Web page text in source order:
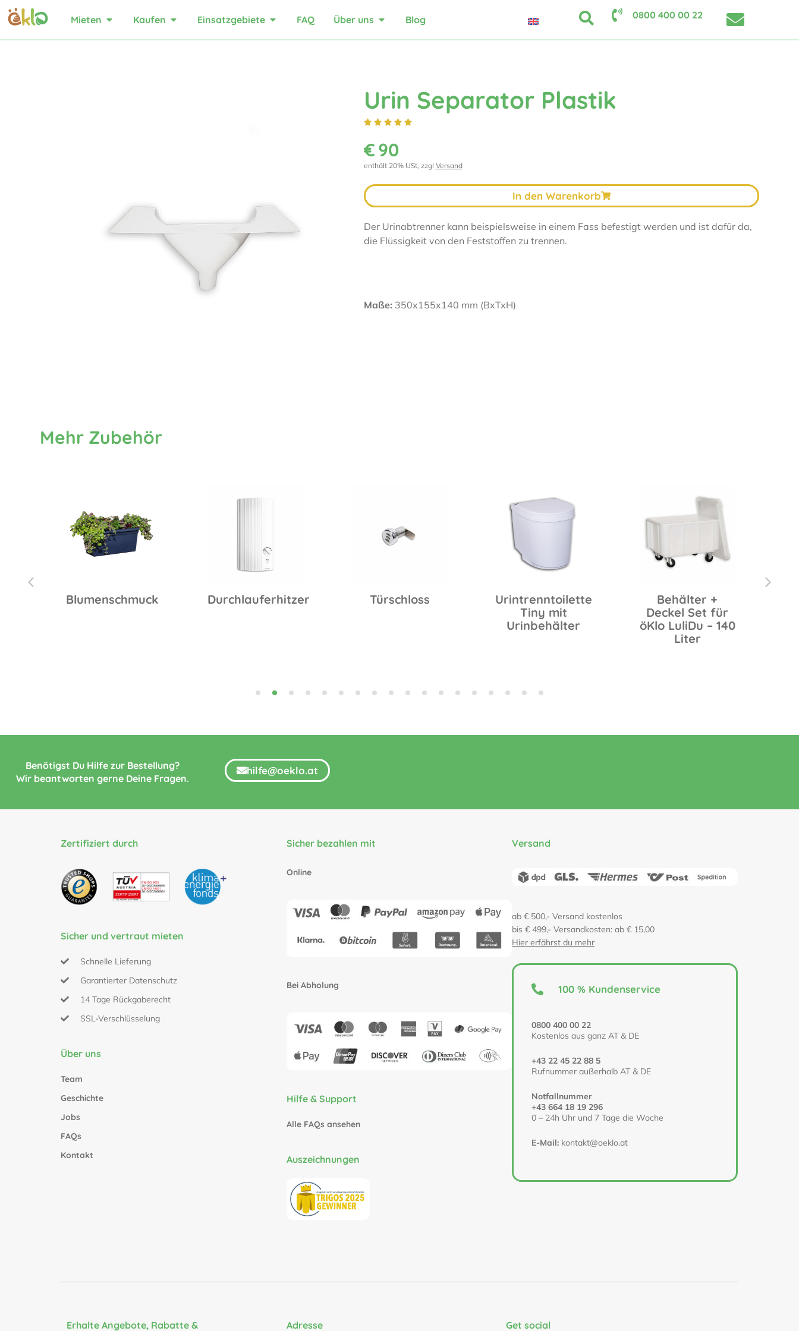
Mieten Kaufen Einsatzgebiete FAQ Über uns Blog 0800 400 00 22
Urin Separator Plastik
    
€90
enthält 20% USt, zzgl Versand
In den Warenkorb
Der Urinabtrenner kann beispielsweise in einem Fass befestigt werden und ist dafür da,
die Flüssigkeit von den Feststoffen zu trennen.
Maße: 350x155x140 mm (BxTxH)
Mehr Zubehör
Blumenschmuck Durchlauferhitzer Türschloss
Urintrenntoilette
Tiny mit
Urinbehälter
Behälter +
Deckel Set für
öKlo LuliDu – 140
Liter
Benötigst Du Hilfe zur Bestellung?
Wir beantworten gerne Deine Fragen.
hilfe@oeklo.at
Zertifiziert durch
Sicher und vertraut mieten
Schnelle Lieferung
Garantierter Datenschutz
14 Tage Rückgaberecht
SSL-Verschlüsselung
Über uns
Team
Geschichte
Jobs
FAQs
Kontakt
Sicher bezahlen mit
Online
Bei Abholung
Hilfe & Support
Alle FAQs ansehen
Auszeichnungen
Versand
ab € 500,- Versand kostenlos
bis € 499,- Versandkosten: ab € 15,00
Hier erfährst du mehr
100 % Kundenservice
0800 400 00 22
Kostenlos aus ganz AT & DE
+43 22 45 22 88 5
Rufnummer außerhalb AT & DE
Notfallnummer
+43 664 18 19 296
0 – 24h Uhr und 7 Tage die Woche
E-Mail: kontakt@oeklo.at
Erhalte Angebote, Rabatte &
Adresse Get social